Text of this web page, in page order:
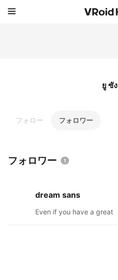
ยู ซัง
フォロー フォロワー
フォロワー 1
dream sans
Even if you have a great